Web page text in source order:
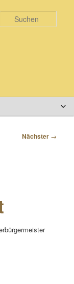
Nächster →